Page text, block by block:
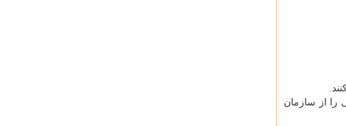
را از سازمان